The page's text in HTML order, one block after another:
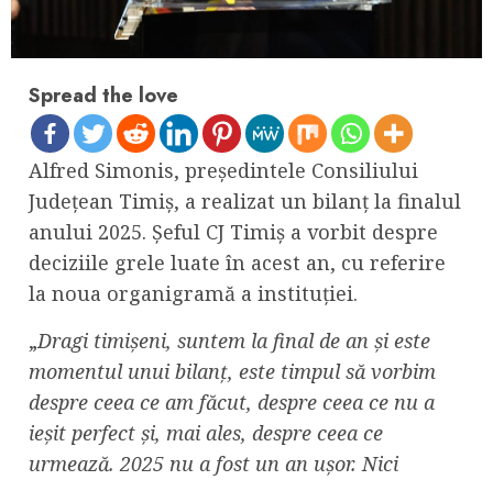
Spread the love
Alfred Simonis, președintele Consiliului
Județean Timiș, a realizat un bilanț la finalul
anului 2025. Șeful CJ Timiș a vorbit despre
deciziile grele luate în acest an, cu referire
la noua organigramă a instituției.
„Dragi timișeni, suntem la final de an și este
momentul unui bilanț, este timpul să vorbim
despre ceea ce am făcut, despre ceea ce nu a
ieșit perfect și, mai ales, despre ceea ce
urmează. 2025 nu a fost un an ușor. Nici